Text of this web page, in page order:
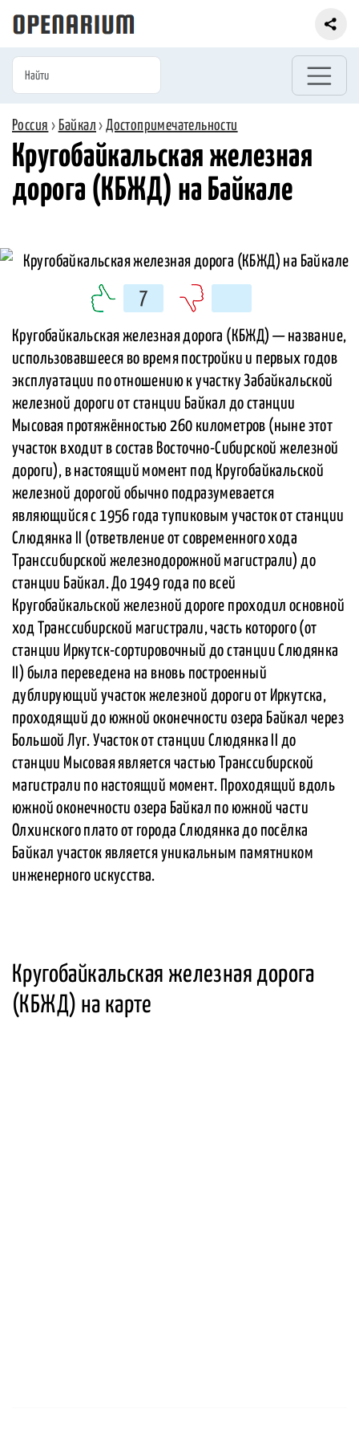
Россия › Байкал ›Достопримечательности
Кругобайкальская железная
дорога (КБЖД) на Байкале
7
Кругобайкальская железная дорога (КБЖД) — название,
использовавшееся во время постройки и первых годов
эксплуатации по отношению к участку Забайкальской
железной дороги от станции Байкал до станции
Мысовая протяжённостью 260 километров (ныне этот
участок входит в состав Восточно-Сибирской железной
дороги), в настоящий момент под Кругобайкальской
железной дорогой обычно подразумевается
являющийся с 1956 года тупиковым участок от станции
Слюдянка II (ответвление от современного хода
Транссибирской железнодорожной магистрали) до
станции Байкал. До 1949 года по всей
Кругобайкальской железной дороге проходил основной
ход Транссибирской магистрали, часть которого (от
станции Иркутск-сортировочный до станции Слюдянка
II) была переведена на вновь построенный
дублирующий участок железной дороги от Иркутска,
проходящий до южной оконечности озера Байкал через
Большой Луг. Участок от станции Слюдянка II до
станции Мысовая является частью Транссибирской
магистрали по настоящий момент. Проходящий вдоль
южной оконечности озера Байкал по южной части
Олхинского плато от города Слюдянка до посёлка
Байкал участок является уникальным памятником
инженерного искусства.
Кругобайкальская железная дорога
(КБЖД) на карте